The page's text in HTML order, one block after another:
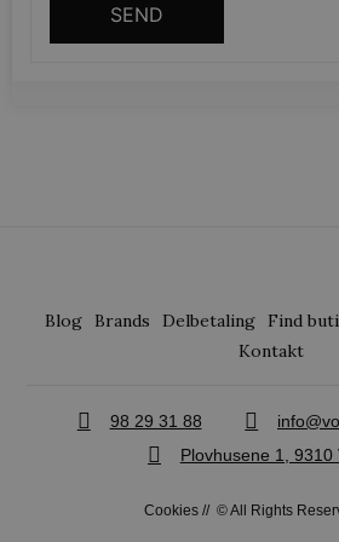
SEND
Blog Brands Delbetaling Find
Kontakt
98 29 31 88
Plovhusene 1, 9310
Cookies // © All Rights